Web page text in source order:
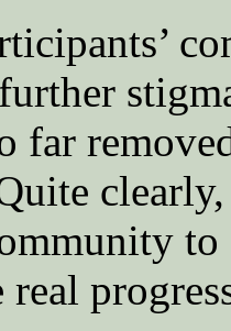
far
to
real